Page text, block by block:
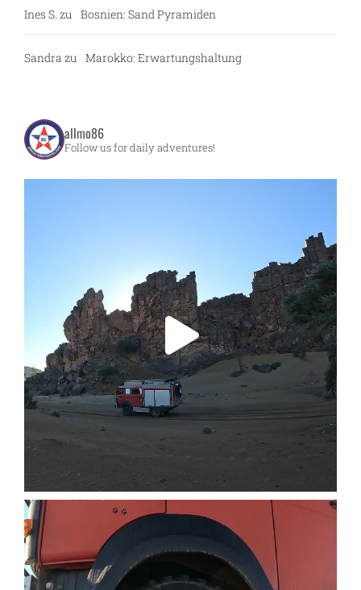
Ines S. zu Bosnien: Sand Pyramiden
Sandra zu Marokko: Erwartungshaltung
allmo86
Follow us for daily adventures!